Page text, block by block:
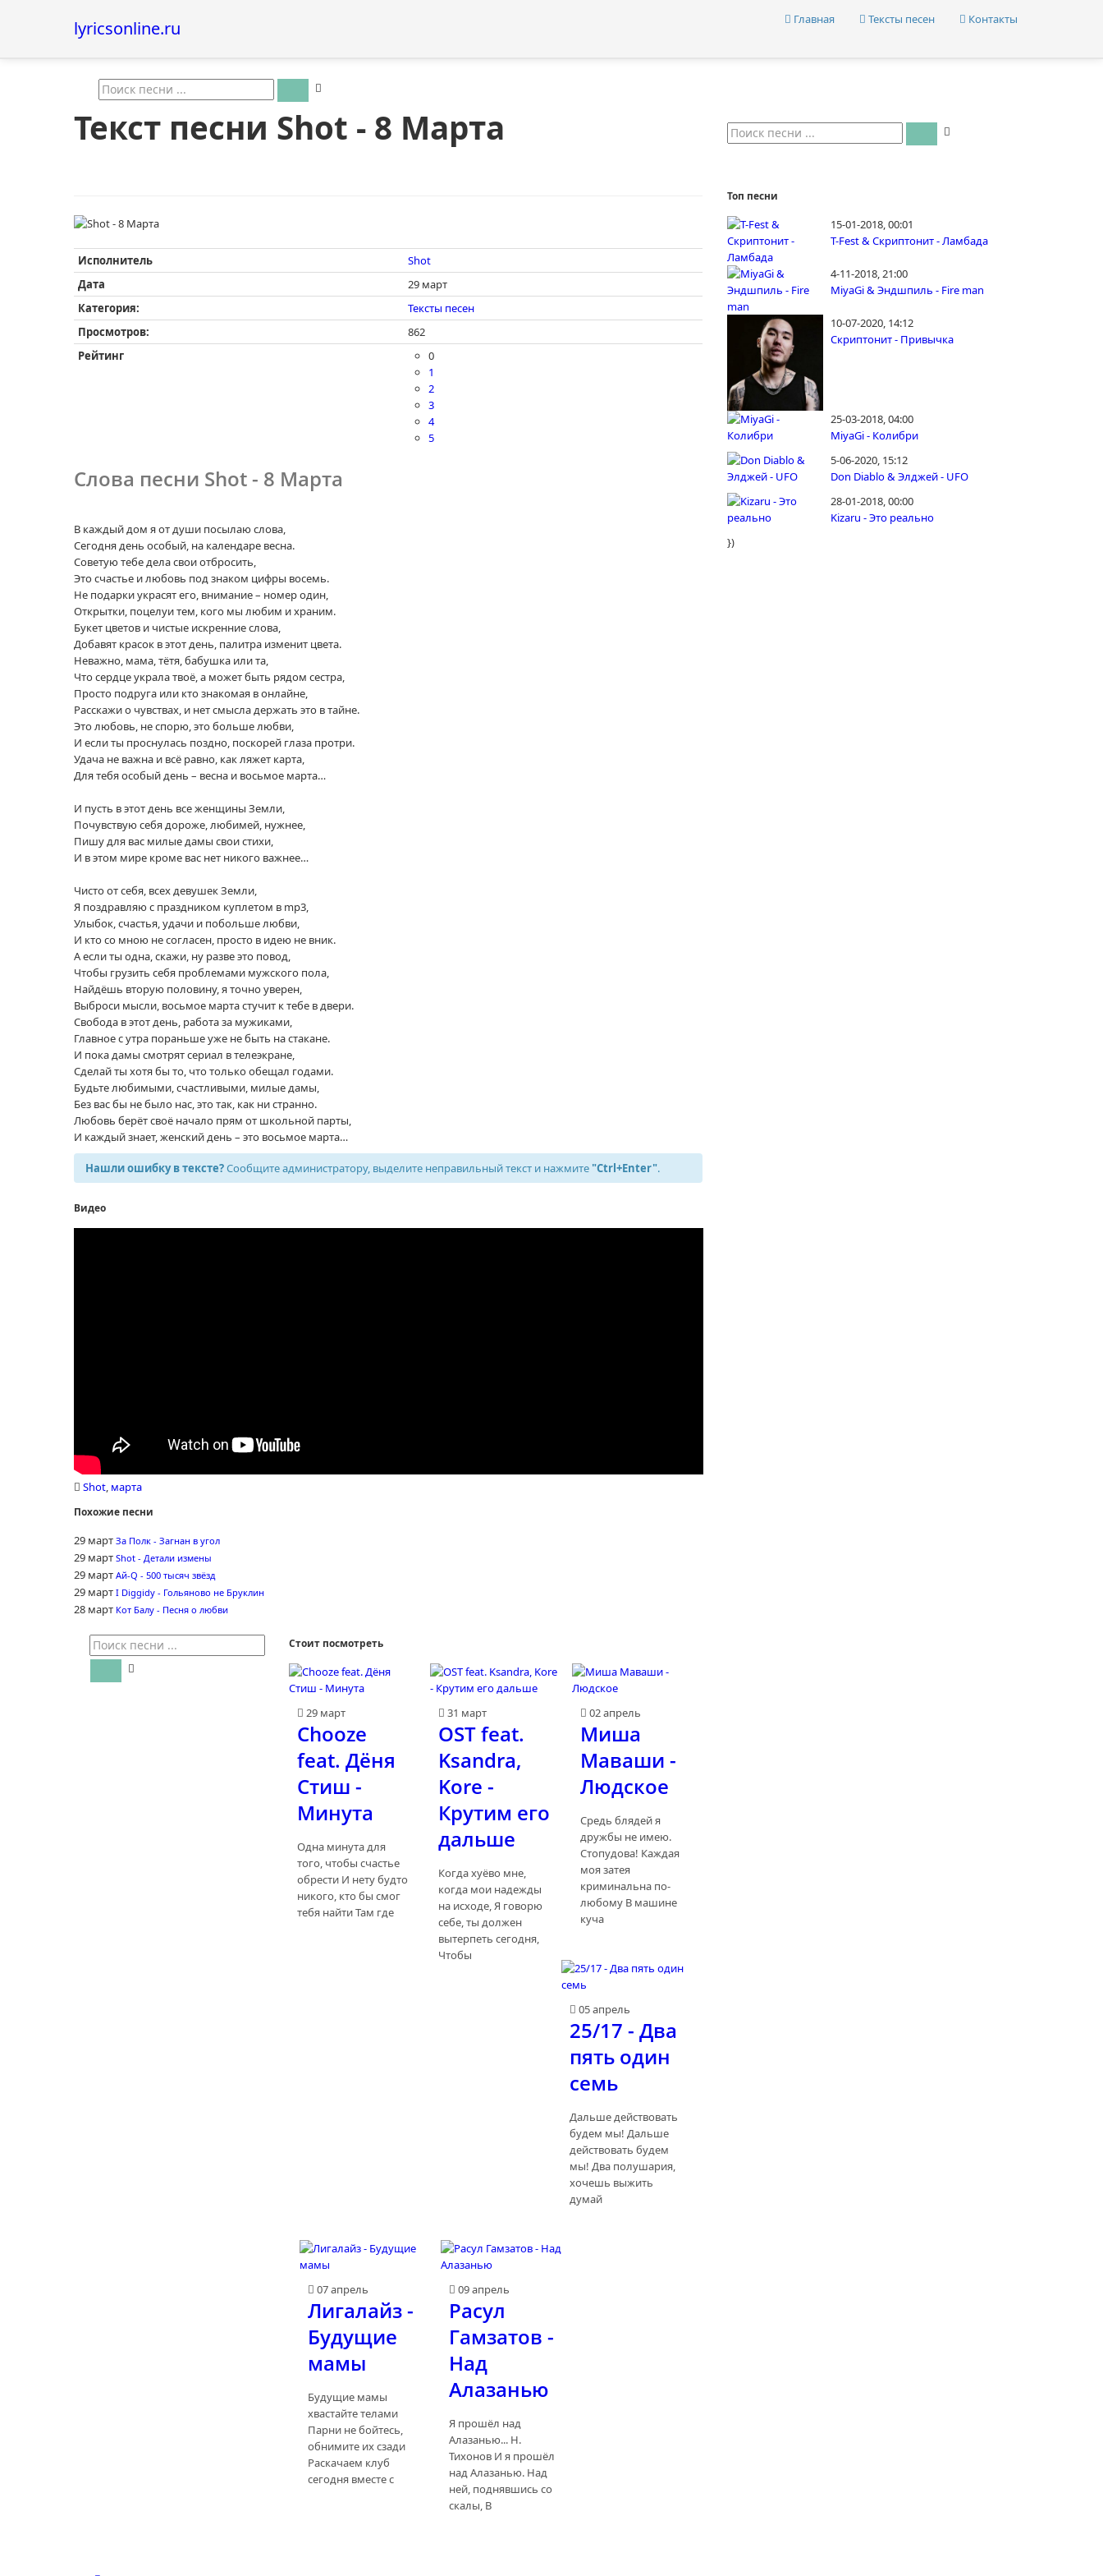
lyricsonline.ru Главная Тексты песен Контакты
Текст песни Shot - 8 Марта
Исполнитель
Shot
Дата
29 март
Категория:
Тексты песен
Просмотров:
862
Рейтинг
0
1
2
3
4
5
Слова песни Shot - 8 Марта
В каждый дом я от души посылаю слова,
Сегодня день особый, на календаре весна.
Советую тебе дела свои отбросить,
Это счастье и любовь под знаком цифры восемь.
Не подарки украсят его, внимание – номер один,
Открытки, поцелуи тем, кого мы любим и храним.
Букет цветов и чистые искренние слова,
Добавят красок в этот день, палитра изменит цвета.
Неважно, мама, тётя, бабушка или та,
Что сердце украла твоё, а может быть рядом сестра,
Просто подруга или кто знакомая в онлайне,
Расскажи о чувствах, и нет смысла держать это в тайне.
Это любовь, не спорю, это больше любви,
И если ты проснулась поздно, поскорей глаза протри.
Удача не важна и всё равно, как ляжет карта,
Для тебя особый день – весна и восьмое марта…
И пусть в этот день все женщины Земли,
Почувствую себя дороже, любимей, нужнее,
Пишу для вас милые дамы свои стихи,
И в этом мире кроме вас нет никого важнее…
Чисто от себя, всех девушек Земли,
Я поздравляю с праздником куплетом в mp3,
Улыбок, счастья, удачи и побольше любви,
И кто со мною не согласен, просто в идею не вник.
А если ты одна, скажи, ну разве это повод,
Чтобы грузить себя проблемами мужского пола,
Найдёшь вторую половину, я точно уверен,
Выброси мысли, восьмое марта стучит к тебе в двери.
Свобода в этот день, работа за мужиками,
Главное с утра пораньше уже не быть на стакане.
И пока дамы смотрят сериал в телеэкране,
Сделай ты хотя бы то, что только обещал годами.
Будьте любимыми, счастливыми, милые дамы,
Без вас бы не было нас, это так, как ни странно.
Любовь берёт своё начало прям от школьной парты,
И каждый знает, женский день – это восьмое марта…
Нашли ошибку в тексте?Сообщите администратору, выделите неправильный текст и нажмите "Ctrl+Enter".
Видео
Shot, марта
Похожие песни
29 март За Полк - Загнан в угол
29 март Shot - Детали измены
29 март Ай-Q - 500 тысяч звёзд
29 март I Diggidy - Гольяново не Бруклин
28 март Кот Балу - Песня о любви
Стоит посмотреть
29 март
Chooze
feat. Дёня
Стиш -
Минута
Одна минута для
того, чтобы счастье
обрести И нету будто
никого, кто бы смог
тебя найти Там где
31 март
OST feat.
Ksandra,
Kore -
Крутим его
дальше
Когда хуёво мне,
когда мои надежды
на исходе, Я говорю
себе, ты должен
вытерпеть сегодня,
Чтобы
02 апрель
Миша
Маваши -
Людское
Средь блядей я
дружбы не имею.
Стопудова! Каждая
моя затея
криминальна по-
любому В машине
куча
05 апрель
25/17 - Два
пять один
семь
Дальше действовать
будем мы! Дальше
действовать будем
мы! Два полушария,
хочешь выжить
думай
07 апрель
Лигалайз -
Будущие
мамы
Будущие мамы
хвастайте телами
Парни не бойтесь,
обнимите их сзади
Раскачаем клуб
сегодня вместе с
09 апрель
Расул
Гамзатов -
Над
Алазанью
Я прошёл над
Алазанью... Н.
Тихонов И я прошёл
над Алазанью. Над
ней, поднявшись со
скалы, В
Топ песни
15-01-2018, 00:01
T-Fest & Скриптонит - Ламбада
4-11-2018, 21:00
MiyaGi & Эндшпиль - Fire man
10-07-2020, 14:12
Скриптонит - Привычка
25-03-2018, 04:00
MiyaGi - Колибри
5-06-2020, 15:12
Don Diablo & Элджей - UFO
28-01-2018, 00:00
Kizaru - Это реально
})